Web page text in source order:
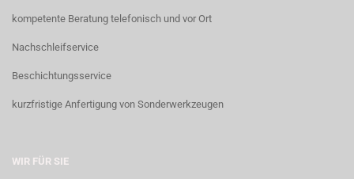
kompetente Beratung telefonisch und vor Ort
Nachschleifservice
Beschichtungsservice
kurzfristige Anfertigung von Sonderwerkzeugen
WIR FÜR SIE